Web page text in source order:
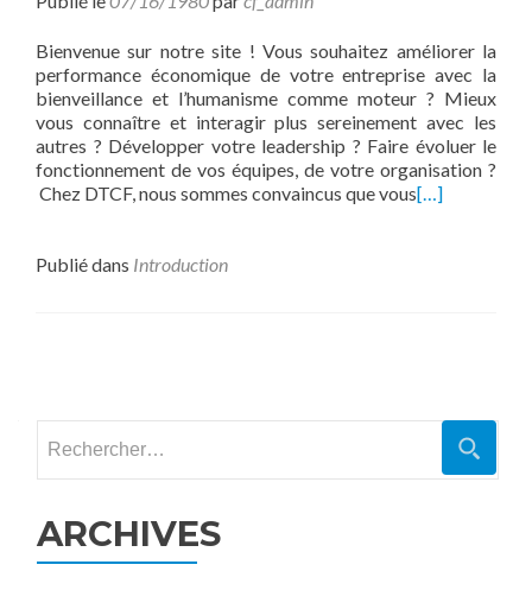
Bienvenue sur notre site ! Vous souhaitez améliorer la
performance économique de votre entreprise avec la
bienveillance et l’humanisme comme moteur ? Mieux
vous connaître et interagir plus sereinement avec les
autres ? Développer votre leadership ? Faire évoluer le
fonctionnement de vos équipes, de votre organisation ?
Chez DTCF, nous sommes convaincus que vous[…]
Publié dans Introduction
des
articles
ARCHIVES